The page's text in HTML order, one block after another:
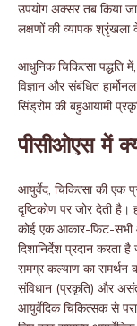
उपयोग अक्सर तब किया
लक्षणों की व्यापक श्रृंखला
आधुनिक चिकित्सा पद्धति
विज्ञान और संबंधित
सिंड्रोम की बहुआयामी
पीसीओएस में
आयुर्वेद, चिकित्सा की एक
दृष्टिकोण पर जोर देती है।
कोई एक आकार-फिट-सभी
दिशानिर्देश प्रदान
समग्र कल्याण का समर्थन
संविधान (प्रकृति) और
आयुर्वेदिक चिकित्सक से